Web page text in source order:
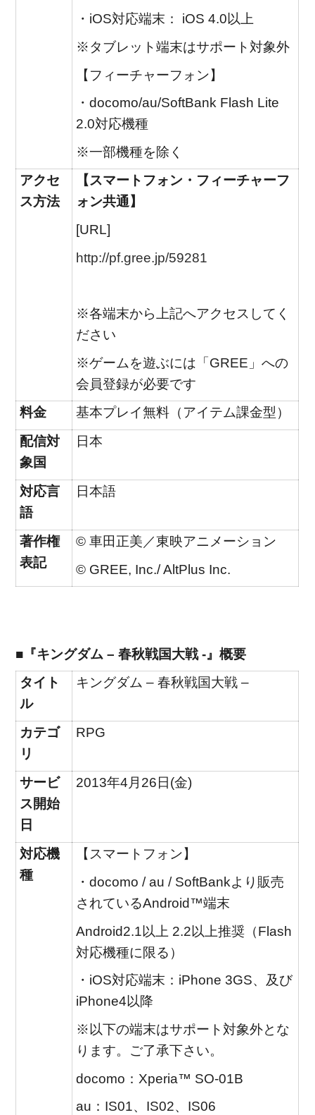
・iOS対応端末： iOS 4.0以上
※タブレット端末はサポート対象外
【フィーチャーフォン】
・docomo/au/SoftBank Flash Lite
2.0対応機種
※一部機種を除く
アクセ
ス方法
【スマートフォン・フィーチャーフ
ォン共通】
[URL]
http://pf.gree.jp/59281
※各端末から上記へアクセスしてく
ださい
※ゲームを遊ぶには「GREE」への
会員登録が必要です
料金
基本プレイ無料（アイテム課金型）
配信対
象国
日本
対応言
語
日本語
著作権
表記
© 車田正美／東映アニメーション
© GREE, Inc./ AltPlus Inc.
■『キングダム – 春秋戦国大戦 -』概要
タイト
ル
キングダム – 春秋戦国大戦 –
カテゴ
リ
RPG
サービ
ス開始
日
2013年4月26日(金)
対応機
種
【スマートフォン】
・docomo / au / SoftBankより販売
されているAndroid™端末
Android2.1以上 2.2以上推奨（Flash
対応機種に限る）
・iOS対応端末：iPhone 3GS、及び
iPhone4以降
※以下の端末はサポート対象外とな
ります。ご了承下さい。
docomo：Xperia™ SO-01B
au：IS01、IS02、IS06